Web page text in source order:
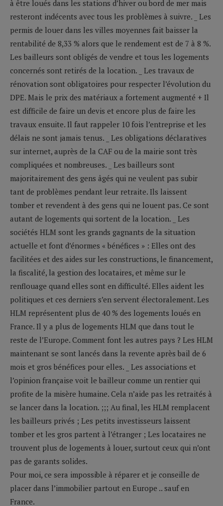
à être loués dans les stations d’hiver ou bord de mer mais
resteront indécents avec tous les problèmes à suivre. _ Les
permis de louer dans les villes moyennes fait baisser la
rentabilité de 8,33 % alors que le rendement est de 7 à 8 %.
Les bailleurs sont obligés de vendre et tous les logements
concernés sont retirés de la location. _ Les travaux de
rénovation sont obligatoires pour respecter l’évolution du
DPE. Mais le prix des matériaux a fortement augmenté + Il
est difficile de faire un devis et encore plus de faire les
travaux ensuite. Il faut rappeler 10 fois l’entreprise et les
délais ne sont jamais tenus. _ Les obligations déclaratives
sur internet, auprès de la CAF ou de la mairie sont très
compliquées et nombreuses. _ Les bailleurs sont
majoritairement des gens âgés qui ne veulent pas subir
tant de problèmes pendant leur retraite. Ils laissent
tomber et revendent à des gens qui ne louent pas. Ce sont
autant de logements qui sortent de la location. _ Les
sociétés HLM sont les grands gagnants de la situation
actuelle et font d’énormes « bénéfices » : Elles ont des
facilitées et des aides sur les constructions, le financement,
la fiscalité, la gestion des locataires, et même sur le
renflouage quand elles sont en difficulté. Elles aident les
politiques et ces derniers s’en servent électoralement. Les
HLM représentent plus de 40 % des logements loués en
France. Il y a plus de logements HLM que dans tout le
reste de l’Europe. Comment font les autres pays ? Les HLM
maintenant se sont lancés dans la revente après bail de 6
mois et gros bénéfices pour elles. _ Les associations et
l’opinion française voit le bailleur comme un rentier qui
profite de la misère humaine. Cela n’aide pas les retraités à
se lancer dans la location. ;;; Au final, les HLM remplacent
les bailleurs privés ; Les petits investisseurs laissent
tomber et les gros partent à l’étranger ; Les locataires ne
trouvent plus de logements à louer, surtout ceux qui n’ont
pas de garants solides.
Pour moi, ce sera impossible à réparer et je conseille de
placer dans l’immobilier partout en Europe .. sauf en
France.